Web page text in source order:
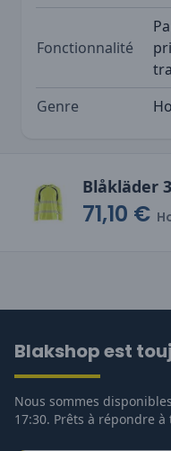
Fonctionnalité
Genre
71,10 €
Blakshop est
Nous sommes
17:30. Prêts à répondre